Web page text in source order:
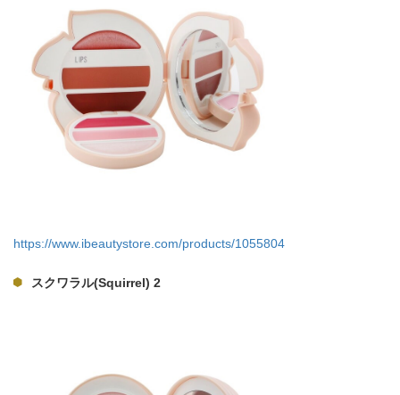
https://www.ibeautystore.com/products/1055804
スクワラル(Squirrel) 2